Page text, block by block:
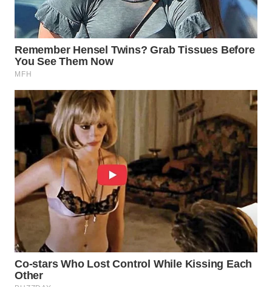
WN
NATUNA
BINTAN
WN
MANDALIKA
WN
LIKUPANG
WN
LABUANBAJO
WN
BORNEO